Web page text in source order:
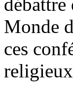
Monde
ces